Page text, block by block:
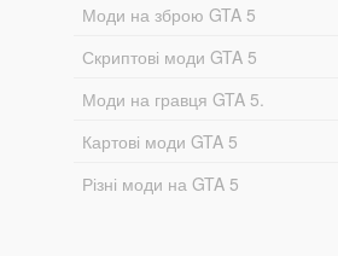
Моди на зброю GTA 5
Скриптові моди GTA 5
Моди на гравця GTA 5.
Картові моди GTA 5
Різні моди на GTA 5